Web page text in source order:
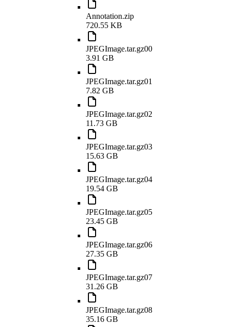
Annotation.zip
720.55 KB
JPEGImage.tar.gz00
3.91 GB
JPEGImage.tar.gz01
7.82 GB
JPEGImage.tar.gz02
11.73 GB
JPEGImage.tar.gz03
15.63 GB
JPEGImage.tar.gz04
19.54 GB
JPEGImage.tar.gz05
23.45 GB
JPEGImage.tar.gz06
27.35 GB
JPEGImage.tar.gz07
31.26 GB
JPEGImage.tar.gz08
35.16 GB